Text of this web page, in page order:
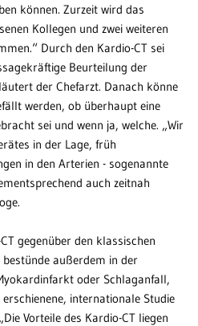
können. Zurzeit wird das
Kollegen und zwei weiteren
Durch den Kardio-CT sei
Beurteilung der
der Chefarzt. Danach könne
werden, ob überhaupt eine
sei und wenn ja, welche. „Wir
in der Lage, früh
in den Arterien - sogenannte
auch zeitnah
gegenüber den klassischen
außerdem in der
oder Schlaganfall,
internationale Studie
Vorteile des Kardio-CT liegen